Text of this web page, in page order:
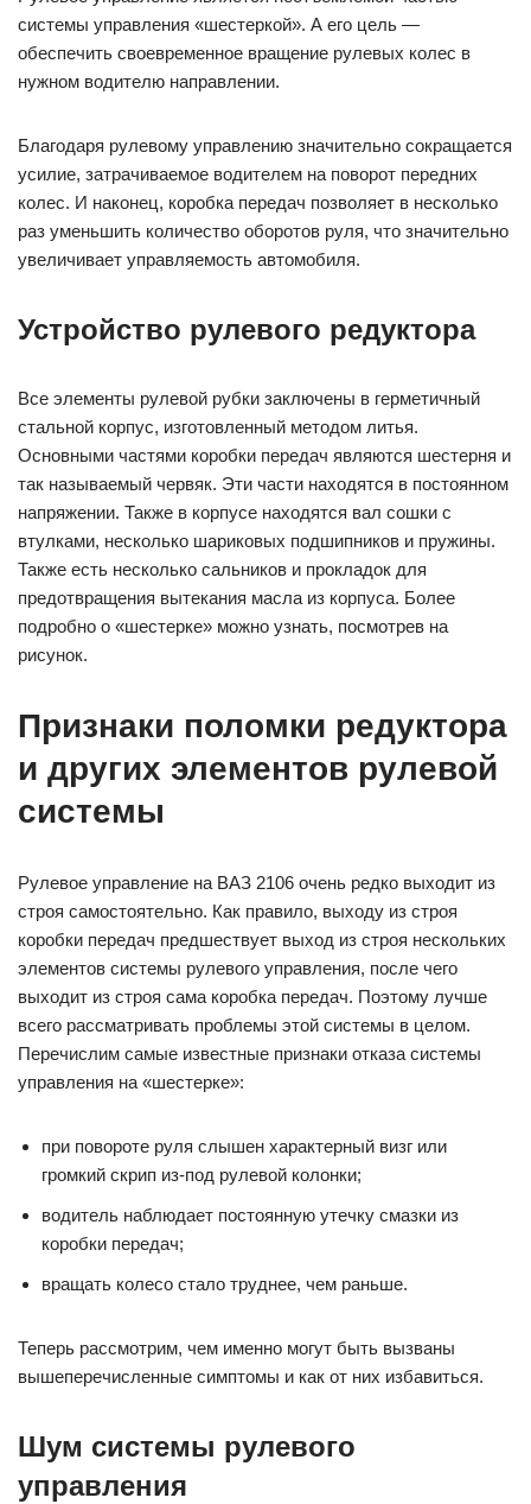
системы управления «шестеркой». А его цель —
обеспечить своевременное вращение рулевых колес в
нужном водителю направлении.
Благодаря рулевому управлению значительно сокращается
усилие, затрачиваемое водителем на поворот передних
колес. И наконец, коробка передач позволяет в несколько
раз уменьшить количество оборотов руля, что значительно
увеличивает управляемость автомобиля.
Устройство рулевого редуктора
Все элементы рулевой рубки заключены в герметичный
стальной корпус, изготовленный методом литья.
Основными частями коробки передач являются шестерня и
так называемый червяк. Эти части находятся в постоянном
напряжении. Также в корпусе находятся вал сошки с
втулками, несколько шариковых подшипников и пружины.
Также есть несколько сальников и прокладок для
предотвращения вытекания масла из корпуса. Более
подробно о «шестерке» можно узнать, посмотрев на
рисунок.
Признаки поломки редуктора
и других элементов рулевой
системы
Рулевое управление на ВАЗ 2106 очень редко выходит из
строя самостоятельно. Как правило, выходу из строя
коробки передач предшествует выход из строя нескольких
элементов системы рулевого управления, после чего
выходит из строя сама коробка передач. Поэтому лучше
всего рассматривать проблемы этой системы в целом.
Перечислим самые известные признаки отказа системы
управления на «шестерке»:
при повороте руля слышен характерный визг или
громкий скрип из-под рулевой колонки;
водитель наблюдает постоянную утечку смазки из
коробки передач;
вращать колесо стало труднее, чем раньше.
Теперь рассмотрим, чем именно могут быть вызваны
вышеперечисленные симптомы и как от них избавиться.
Шум системы рулевого
управления